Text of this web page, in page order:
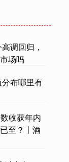
调回归，
场吗
布哪里有
收获年内
至？丨酒